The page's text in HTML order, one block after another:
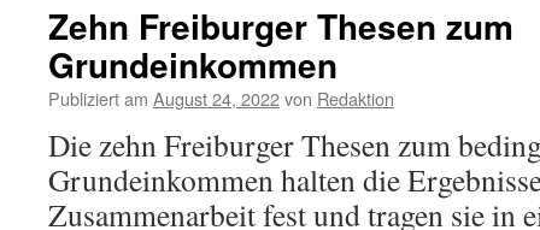
Zehn Freiburger Thesen zum
Grundeinkommen
Publiziert am August 24, 2022von Redaktion
Die zehn Freiburger Thesen zum
Grundeinkommen halten die
Zusammenarbeit fest und tragen sie in